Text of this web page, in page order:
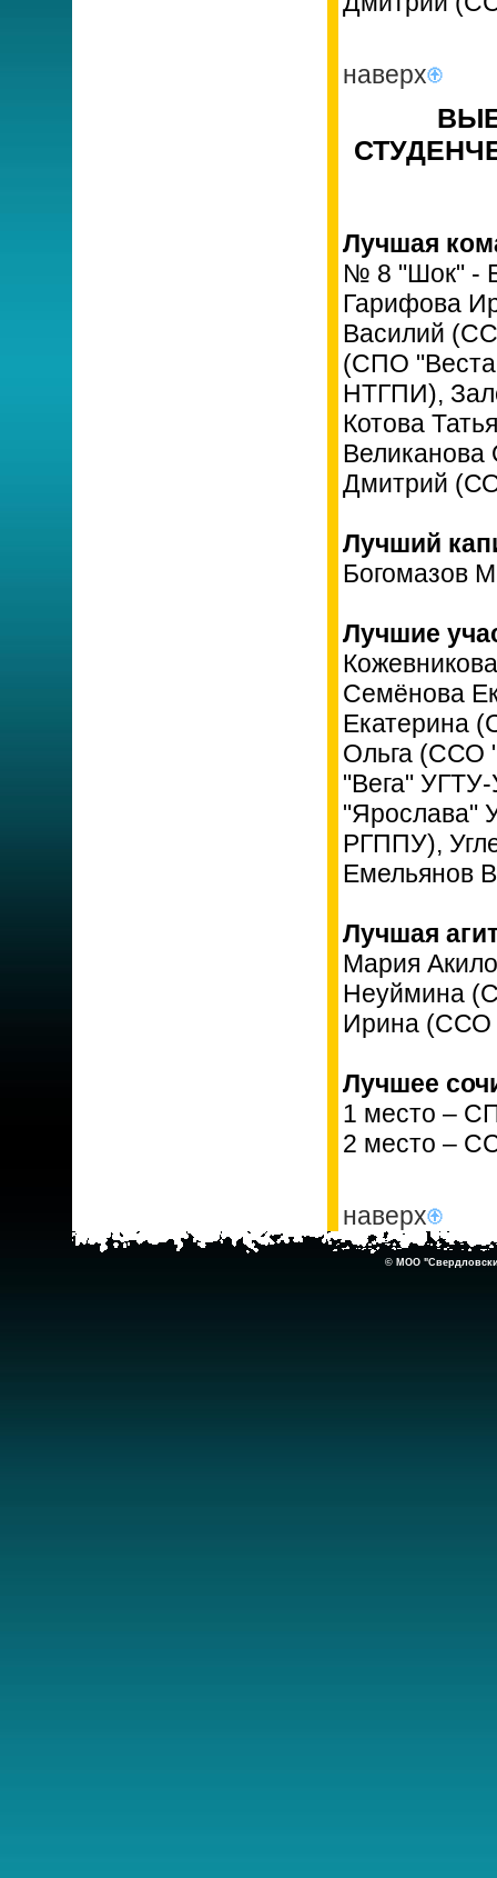
наверх
Лучшая
№ 8 "Шок" -
Гарифова
Василий
(СПО
НТГПИ),
Котова
Дмитрий
Лучший
Богомазов
Лучшие
Семёнова
Екатерина
Ольга (ССО
"Вега"
"Ярослава"
РГППУ),
Емельянов
Лучшая
Мария
Неуймина
Ирина (ССО
Лучшее
1 место –
2 место –
наверх
© МОО